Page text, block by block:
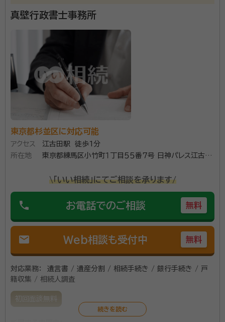
り、好アクセスです。 年間100件以上もの相続に関する
相談実績があるため、あらゆるパターンのお悩みに対応
可能。相続手続きや遺言書作成、遺産分割協議、自筆証
書遺言など、幅広い相談に対応しております。弁護士や
司法書士、税理士などと連携し、ワンストップでお悩み
ごとの解決しており、複数の専門家に相談が必要な場合
でもスムーズに手続きを進めることができます。初回相
談は無料ですのでまずはお気軽にご相談ください。
資格等： 行政書士
所属団体：東京都行政書士会
真壁行政書士事務所
東京都杉並区に対応可能
アクセス
江古田駅 徒歩1分
所在地
東京都練馬区小竹町１丁目５５番７号 日神パレス江古田
\「いい相続」にてご相談を承ります/
phone お電話でのご相談 無料
mail Web相談も受付中 無料
対応業務：
遺言書 / 遺産分割 / 相続手続き / 銀行手続き / 戸
籍収集 / 相続人調査
初回面談無料